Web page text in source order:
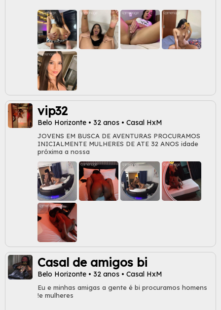
vip32
Belo Horizonte • 32 anos • Casal HxM
JOVENS EM BUSCA DE AVENTURAS PROCURAMOS
INICIALMENTE MULHERES DE ATE 32 ANOS idade
próxima a nossa
Casal de amigos bi
Belo Horizonte • 32 anos • Casal HxM
Eu e minhas amigas a gente é bi procuramos homens
!e mulheres